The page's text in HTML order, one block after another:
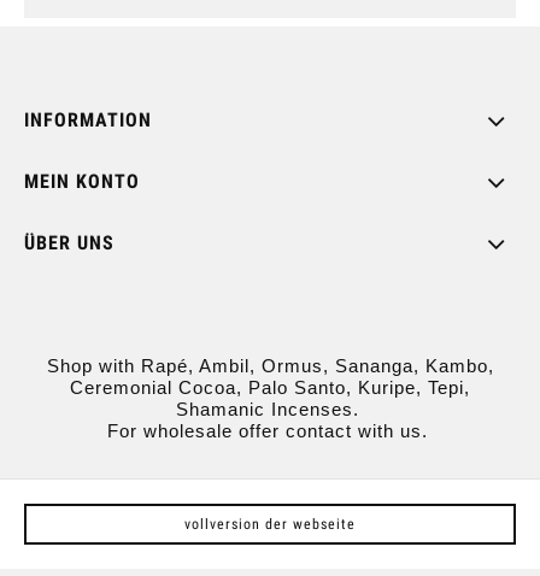
INFORMATION
MEIN KONTO
ÜBER UNS
Shop with Rapé, Ambil, Ormus, Sananga, Kambo,
Ceremonial Cocoa, Palo Santo, Kuripe, Tepi,
Shamanic Incenses.
For wholesale offer contact with us.
vollversion der webseite